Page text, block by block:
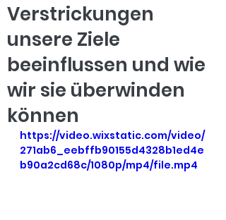
Verstrickungen
unsere Ziele
beeinflussen und wie
wir sie überwinden
können
https://video.wixstatic.com/video/
271ab6_eebffb90155d4328b1ed4e
b90a2cd68c/1080p/mp4/file.mp4